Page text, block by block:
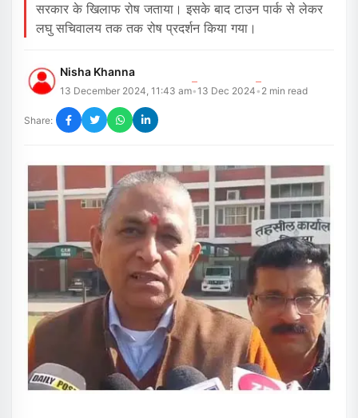
सरकार के खिलाफ रोष जताया। इसके बाद टाउन पार्क से लेकर
लघु सचिवालय तक तक रोष प्रदर्शन किया गया।
Nisha Khanna
13 December 2024, 11:43 am•13 Dec 2024• 2 min read
Share: